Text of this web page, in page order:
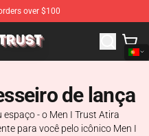
over $100
I Trust Merchandise Store
de lança
- o Men I Trust Atira
para você pelo icônico Men I